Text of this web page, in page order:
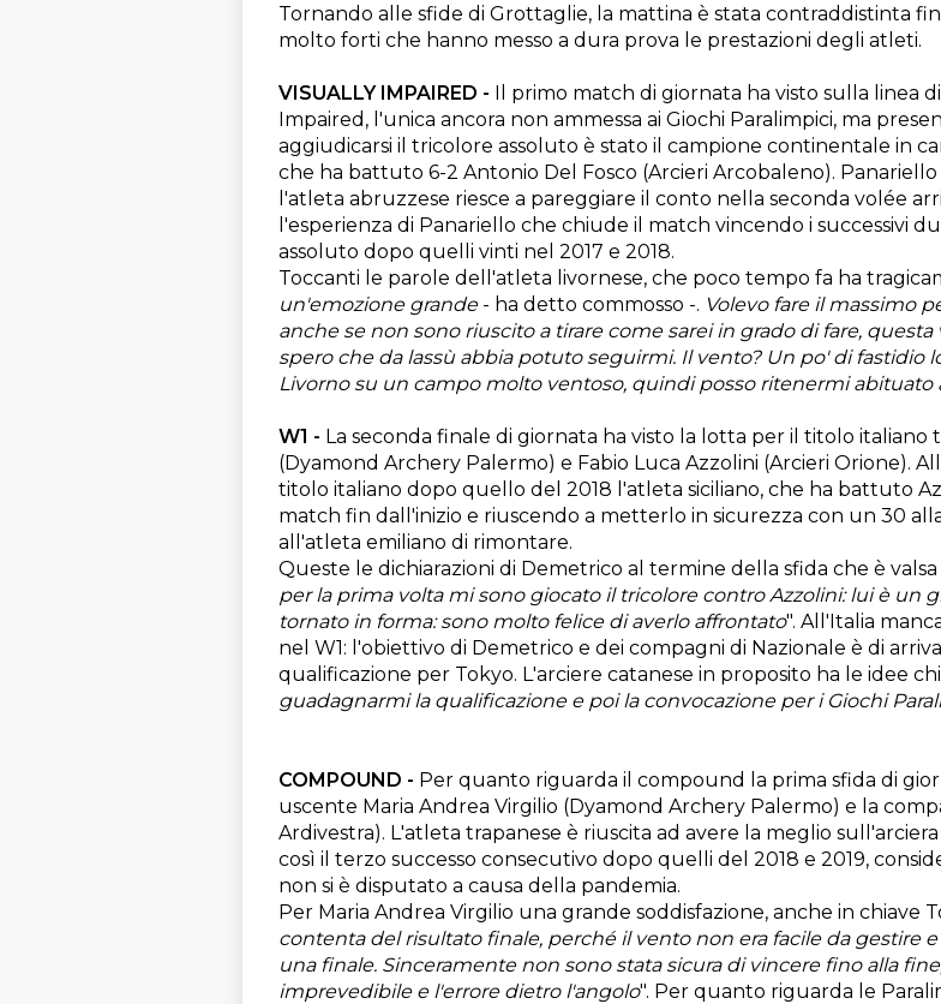
Tornando alle sfide di Grottaglie, la mattina è stata contraddistinta
molto forti che hanno messo a dura prova le prestazioni degli atleti.
VISUALLY IMPAIRED - Il primo match di giornata ha visto sulla linea
Impaired, l'unica ancora non ammessa ai Giochi Paralimpici, ma
aggiudicarsi il tricolore assoluto è stato il campione continentale in
che ha battuto 6-2 Antonio Del Fosco (Arcieri Arcobaleno).
l'atleta abruzzese riesce a pareggiare il conto nella seconda volée
l'esperienza di Panariello che chiude il match vincendo i successivi
assoluto dopo quelli vinti nel 2017 e 2018.
Toccanti le parole dell'atleta livornese, che poco tempo fa ha
un'emozione grande- ha detto commosso -. Volevo fare il massimo
anche se non sono riuscito a tirare come sarei in grado di fare,
spero che da lassù abbia potuto seguirmi. Il vento? Un po' di fastidio
Livorno su un campo molto ventoso, quindi posso ritenermi
W1 - La seconda finale di giornata ha visto la lotta per il titolo italiano
(Dyamond Archery Palermo) e Fabio Luca Azzolini (Arcieri Orione).
titolo italiano dopo quello del 2018 l'atleta siciliano, che ha battuto
match fin dall'inizio e riuscendo a metterlo in sicurezza con un 30
all'atleta emiliano di rimontare.
Queste le dichiarazioni di Demetrico al termine della sfida che è valsa
per la prima volta mi sono giocato il tricolore contro Azzolini: lui è un
tornato in forma: sono molto felice di averlo affrontato". All'Italia
nel W1: l'obiettivo di Demetrico e dei compagni di Nazionale è di
qualificazione per Tokyo. L'arciere catanese in proposito ha le idee
guadagnarmi la qualificazione e poi la convocazione per i Giochi
COMPOUND​ - ​ ​​Per quanto riguarda il compound la prima sfida di
uscente Maria Andrea Virgilio ​(Dyamond Archery Palermo) e la
Ardivestra). L'atleta trapanese è riuscita ad avere la meglio
così il terzo successo consecutivo dopo quelli del 2018 e 2019,
non si è disputato a causa della pandemia.
​Per Maria Andrea Virgilio una grande soddisfazione, anche in chiave
contenta​ del risultato finale​,​ perché​ il vento non ​era facile da gestire
una finale. Sinceramente non sono stata sicura di vincere fino alla
imprevedibile e l'errore dietro l'angolo". Per quanto riguarda le